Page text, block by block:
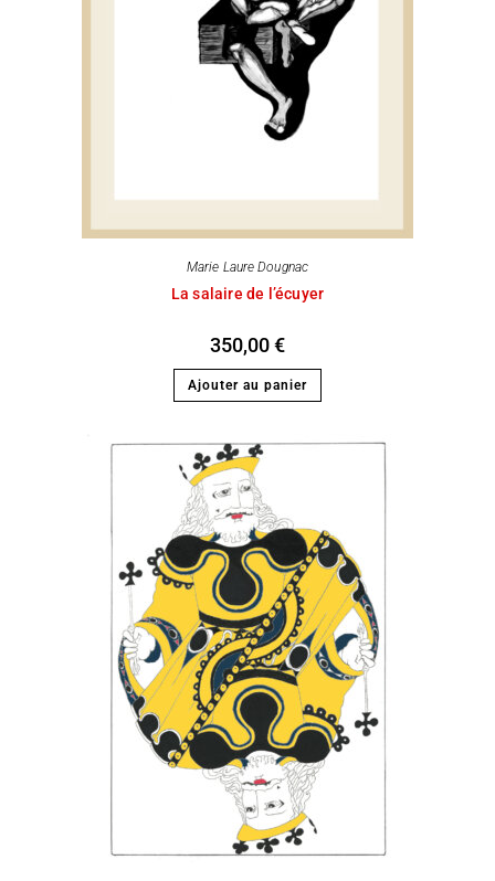
Marie Laure Dougnac
La salaire de l’écuyer
350,00€
Ajouter au panier